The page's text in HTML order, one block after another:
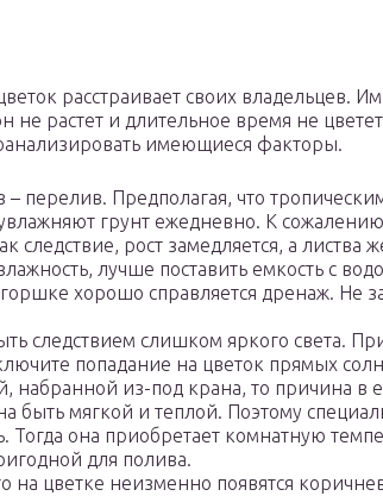
расстраивает своих владельцев. Им
не растет и длительное время не
имеющиеся факторы.
перелив. Предполагая, что
грунт ежедневно. К
следствие, рост замедляется, а листва
лучше поставить емкость с
хорошо справляется дренаж. Не
следствием слишком яркого света.
попадание на цветок прямых
набранной из-под крана, то причина в
быть мягкой и теплой. Поэтому
Тогда она приобретает комнатную
для полива.
на цветке неизменно появятся